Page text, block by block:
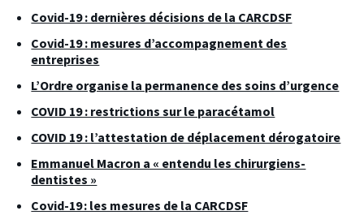
Covid-19 : dernières décisions de la CARCDSF
Covid-19 : mesures d’accompagnement des
entreprises
L’Ordre organise la permanence des soins d’urgence
COVID 19 : restrictions sur le paracétamol
COVID 19 : l’attestation de déplacement dérogatoire
Emmanuel Macron a « entendu les chirurgiens-
dentistes »
Covid-19 : les mesures de la CARCDSF